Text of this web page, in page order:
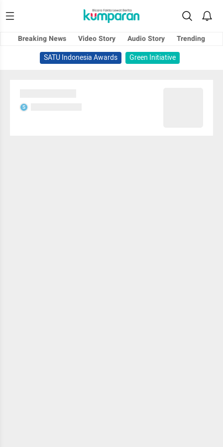
Breaking News Video Story Audio Story
Trending
SATU Indonesia Awards
Green Initiative
S